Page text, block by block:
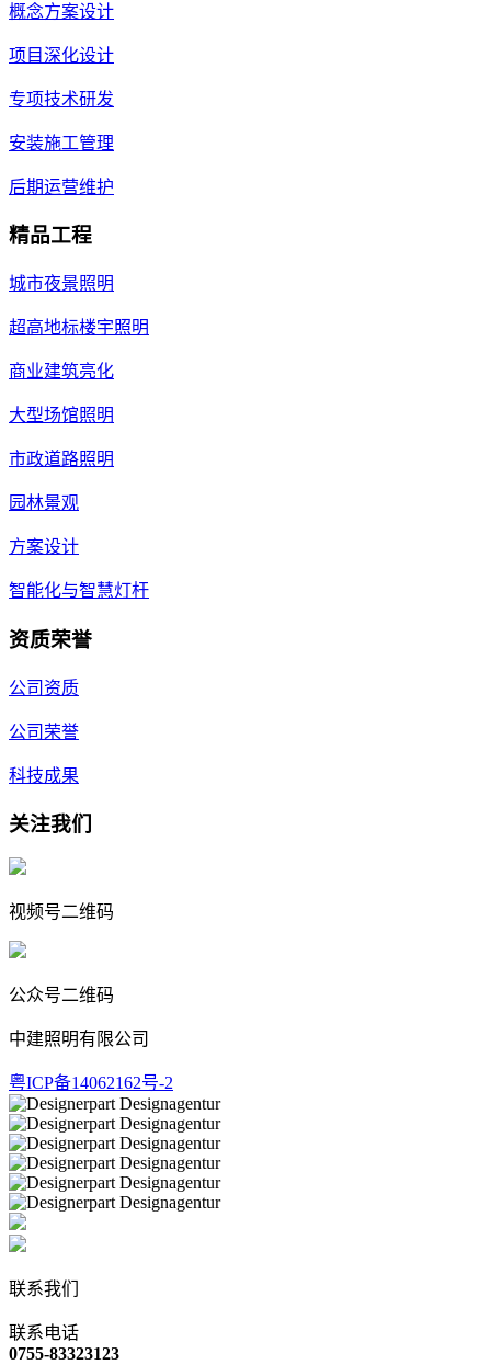
概念方案设计
项目深化设计
专项技术研发
安装施工管理
后期运营维护
精品工程
城市夜景照明
超高地标楼宇照明
商业建筑亮化
大型场馆照明
市政道路照明
园林景观
方案设计
智能化与智慧灯杆
资质荣誉
公司资质
公司荣誉
科技成果
关注我们
视频号二维码
公众号二维码
中建照明有限公司
粤ICP备14062162号-2
联系我们
联系电话
0755-83323123